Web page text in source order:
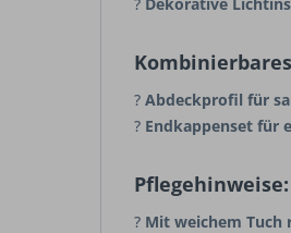
? Abdeckprofil für
? Endkappenset für
Pflegehinweise:
? Mit weichem Tuch